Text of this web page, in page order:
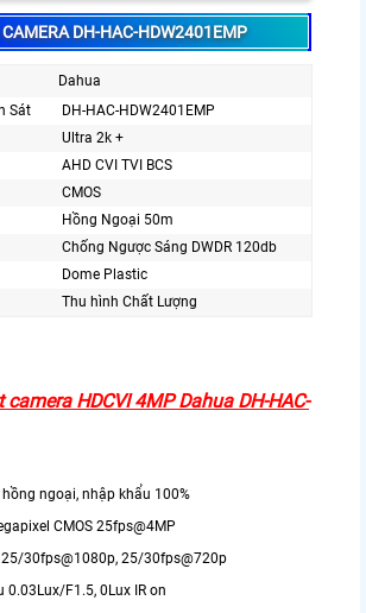
DH-HAC-HDW2401EMP
Dahua
Sát
DH-HAC-HDW2401EMP
Ultra 2k +
AHD CVI TVI BCS
CMOS
Hồng Ngoại 50m
Chống Ngược Sáng DWDR 120db
Dome Plastic
Thu hình Chất Lượng
HDCVI 4MP Dahua DH-HAC-
hồng ngoại, nhập khẩu 100%
CMOS 25fps@4MP
30fps@1080p, 25/30fps@720p
F1.5, 0Lux IR on